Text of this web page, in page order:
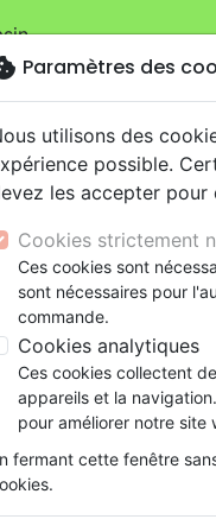
sur la boutique
Testaments
Couple
Latino, Folk
Soul
animés
conférences
2000 - Édition
(Toile
Version :
Editeur
Paramètres des
utilisons des
possible.
les accepter pour
Cookies strictement
Ces cookies sont
sont nécessaires pour
commande.
Cookies analytiques
Ces cookies collectent
appareils et la
pour améliorer notre site
fermant cette fenêtre